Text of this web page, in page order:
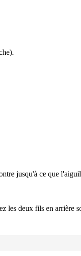
jusqu'à ce que
les deux fils en arrière